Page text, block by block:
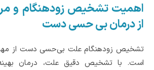
اهمیت تشخیص زودهنگام و
از درمان بی حسی دست
تشخیص زودهنگام علت بی‌حسی دست از
است. با تشخیص دقیق علت، درمان